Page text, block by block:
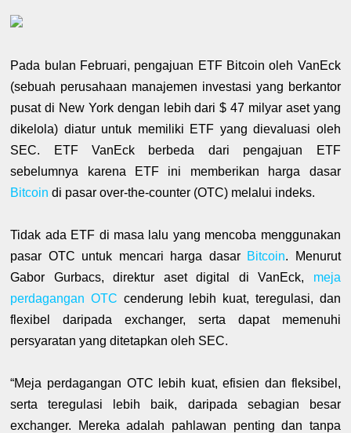
Pada bulan Februari, pengajuan ETF Bitcoin oleh VanEck
(sebuah perusahaan manajemen investasi yang berkantor
pusat di New York dengan lebih dari $ 47 milyar aset yang
dikelola) diatur untuk memiliki ETF yang dievaluasi oleh
SEC. ETF VanEck berbeda dari pengajuan ETF
sebelumnya karena ETF ini memberikan harga dasar
Bitcoin di pasar over-the-counter (OTC) melalui indeks.
Tidak ada ETF di masa lalu yang mencoba menggunakan
pasar OTC untuk mencari harga dasar Bitcoin. Menurut
Gabor Gurbacs, direktur aset digital di VanEck, meja
perdagangan OTC cenderung lebih kuat, teregulasi, dan
flexibel daripada exchanger, serta dapat memenuhi
persyaratan yang ditetapkan oleh SEC.
“Meja perdagangan OTC lebih kuat, efisien dan fleksibel,
serta teregulasi lebih baik, daripada sebagian besar
exchanger. Mereka adalah pahlawan penting dan tanpa